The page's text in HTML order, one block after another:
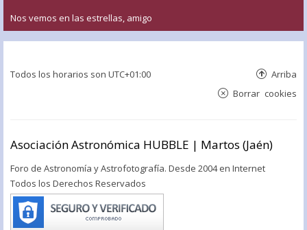
Nos vemos en las estrellas, amigo
Todos los horarios son UTC+01:00 Arriba
Borrar cookies
Asociación Astronómica HUBBLE | Martos (Jaén)
Foro de Astronomía y Astrofotografía. Desde 2004 en Internet
Todos los Derechos Reservados